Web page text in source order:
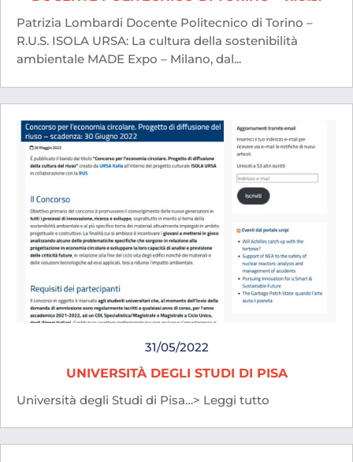
Patrizia Lombardi Docente Politecnico di Torino –
R.U.S. ISOLA URSA: La cultura della sostenibilità
ambientale MADE Expo – Milano, dal...
31/05/2022
UNIVERSITÀ DEGLI STUDI DI PISA
Università degli Studi di Pisa…> Leggi tutto